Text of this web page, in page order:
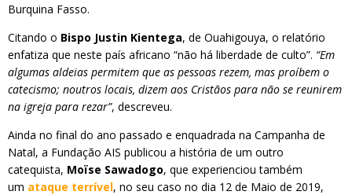
Burquina Fasso.
Citando o Bispo Justin Kientega, de Ouahigouya, o relatório
enfatiza que neste país africano “não há liberdade de culto”. “Em
algumas aldeias permitem que as pessoas rezem, mas proíbem o
catecismo; noutros locais, dizem aos Cristãos para não se reunirem
na igreja para rezar”, descreveu.
Ainda no final do ano passado e enquadrada na Campanha de
Natal, a Fundação AIS publicou a história de um outro
catequista, Moïse Sawadogo, que experienciou também
um ataque terrível, no seu caso no dia 12 de Maio de 2019,